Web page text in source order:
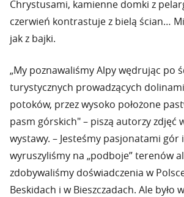
Chrystusami, kamienne domki z
czerwień kontrastuje z bielą ścian…
jak z bajki.
„My poznawaliśmy Alpy wędrując po
turystycznych prowadzących
potoków, przez wysoko położone
pasm górskich" – piszą autorzy zdjęć
wystawy. – Jesteśmy pasjonatami gór
wyruszyliśmy na „podboje” terenów
zdobywaliśmy doświadczenia w
Beskidach i w Bieszczadach. Ale było